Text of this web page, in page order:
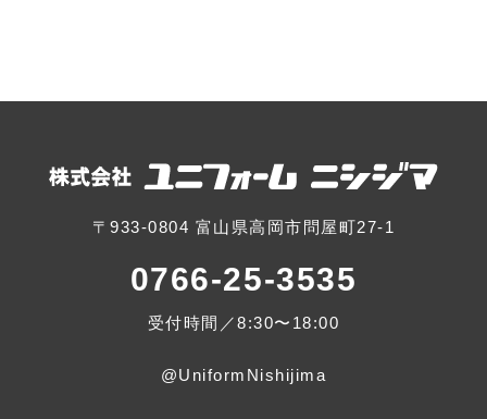
〒933-0804 富山県高岡市問屋町27-1
0766-25-3535
受付時間／8:30〜18:00
@UniformNishijima